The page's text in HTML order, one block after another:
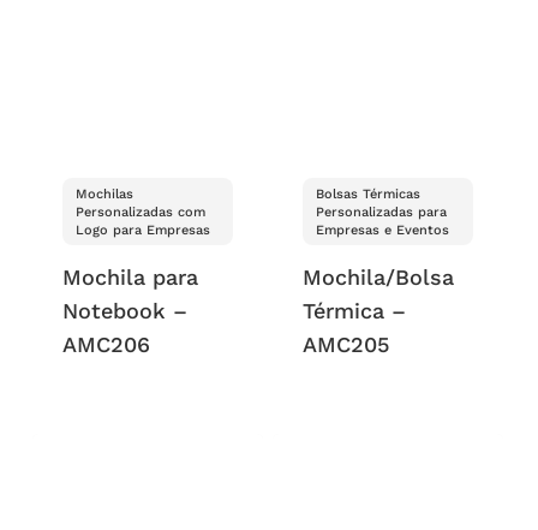
Mochilas
Personalizadas com
Logo para Empresas
Mochila para
Notebook –
AMC206
Bolsas Térmicas
Personalizadas para
Empresas e Eventos
Mochila/Bolsa
Térmica –
AMC205